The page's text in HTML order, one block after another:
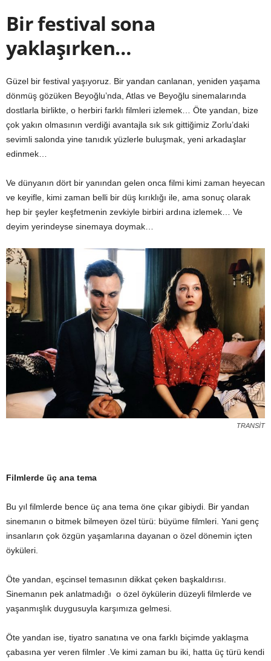
Bir festival sona
yaklaşırken…
Güzel bir festival yaşıyoruz. Bir yandan canlanan, yeniden yaşama
dönmüş gözüken Beyoğlu’nda, Atlas ve Beyoğlu sinemalarında
dostlarla birlikte, o herbiri farklı filmleri izlemek… Öte yandan, bize
çok yakın olmasının verdiği avantajla sık sık gittiğimiz Zorlu’daki
sevimli salonda yine tanıdık yüzlerle buluşmak, yeni arkadaşlar
edinmek…
Ve dünyanın dört bir yanından gelen onca filmi kimi zaman heyecan
ve keyifle, kimi zaman belli bir düş kırıklığı ile, ama sonuç olarak
hep bir şeyler keşfetmenin zevkiyle birbiri ardına izlemek… Ve
deyim yerindeyse sinemaya doymak…
TRANSİT
Filmlerde üç ana tema
Bu yıl filmlerde bence üç ana tema öne çıkar gibiydi. Bir yandan
sinemanın o bitmek bilmeyen özel türü: büyüme filmleri. Yani genç
insanların çok özgün yaşamlarına dayanan o özel dönemin içten
öyküleri.
Öte yandan, eşcinsel temasının dikkat çeken başkaldırısı.
Sinemanın pek anlatmadığı o özel öykülerin düzeyli filmlerde ve
yaşanmışlık duygusuyla karşımıza gelmesi.
Öte yandan ise, tiyatro sanatına ve ona farklı biçimde yaklaşma
çabasına yer veren filmler .Ve kimi zaman bu iki, hatta üç türü kendi